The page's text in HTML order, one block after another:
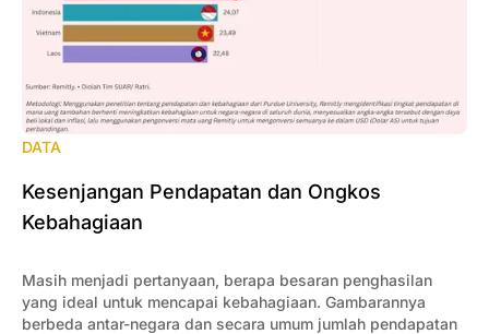
DATA
Kesenjangan Pendapatan dan Ongkos
Kebahagiaan
Masih menjadi pertanyaan, berapa besaran penghasilan
yang ideal untuk mencapai kebahagiaan. Gambarannya
berbeda antar-negara dan secara umum jumlah pendapatan